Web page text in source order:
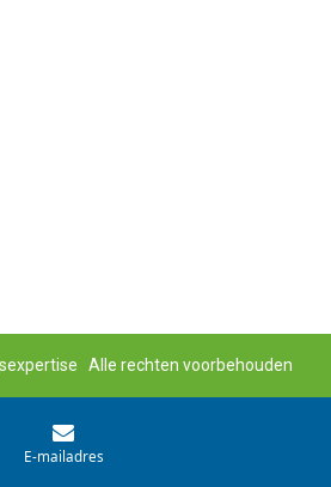
Alle rechten voorbehouden
E-mailadres